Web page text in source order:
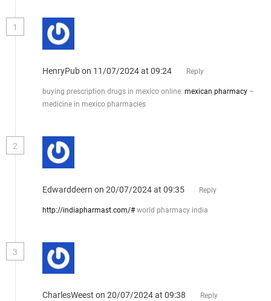
1
HenryPubon 11/07/2024 at 09:24 Reply
buying prescription drugs in mexico online: mexican pharmacy –
medicine in mexico pharmacies
2
Edwarddeern on 20/07/2024 at 09:35 Reply
http://indiapharmast.com/#world pharmacy india
3
CharlesWeest on 20/07/2024 at 09:38 Reply